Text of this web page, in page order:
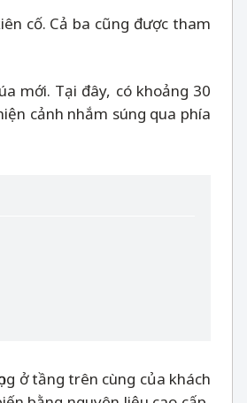
cố. Cả ba cũng được tham
mới. Tại đây, có khoảng 30
cảnh nhắm súng qua phía
ở tầng trên cùng của khách